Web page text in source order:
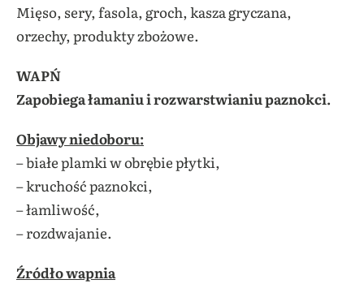
Mięso, sery, fasola, groch, kasza gryczana,
orzechy, produkty zbożowe.
WAPŃ
Zapobiega łamaniu i rozwarstwianiu paznokci.
Objawy niedoboru:
– białe plamki w obrębie płytki,
– kruchość paznokci,
– łamliwość,
– rozdwajanie.
Źródło wapnia